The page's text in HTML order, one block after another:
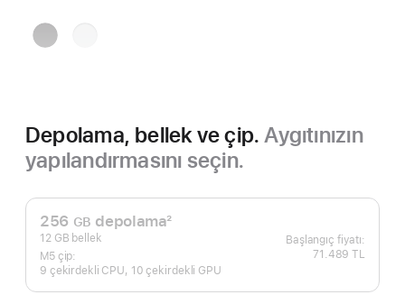
Uzay
Depolama, bellek ve çip.Aygıtınızın
yapılandırmasını seçin.
256 GB depolama
Dipnot
2
12 GB bellek
M5 çip:
9 çekirdekli CPU, 10 çekirdekli GPU
71.489 TL